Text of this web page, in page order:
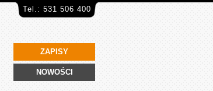
Tel.: 531 506 400
ZAPISY
NOWOŚCI